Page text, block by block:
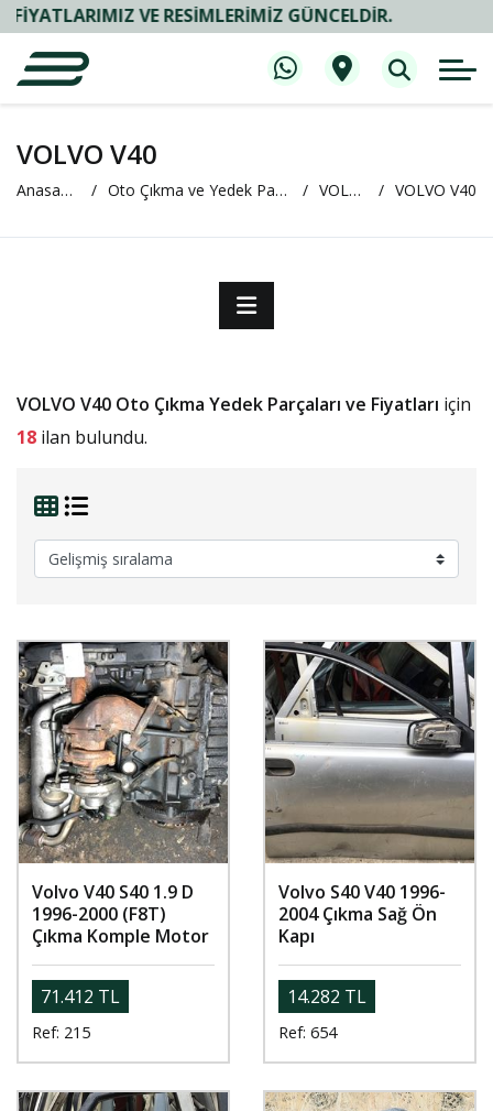
VE RESIMLERIMIZ GÜNCELDIR.
VOLVO V40
Anasayfa Oto Çıkma ve Yedek Parça VOLVO VOLVO V40
VOLVO V40 Oto Çıkma Yedek Parçaları ve Fiyatları için
18 ilan bulundu.
Volvo V40 S40 1.9 D
1996-2000 (F8T)
Çıkma Komple Motor
71.412 TL
Ref: 215
Volvo S40 V40 1996-
2004 Çıkma Sağ Ön
Kapı
14.282 TL
Ref: 654